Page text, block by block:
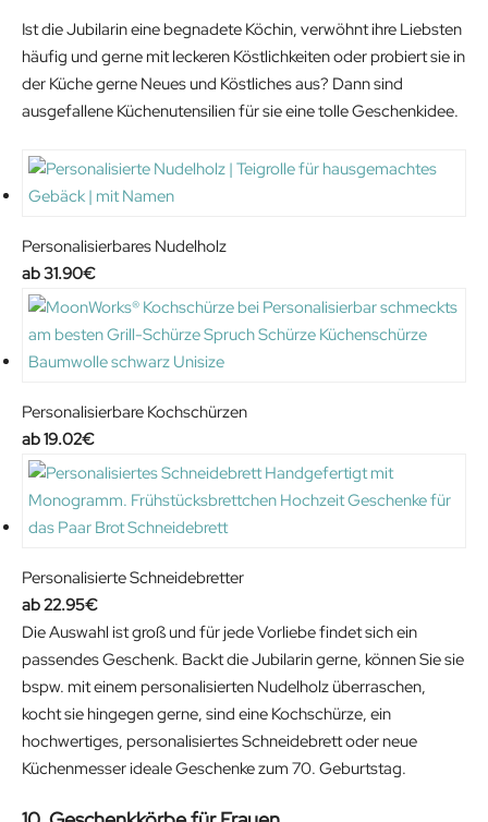
w
a
s
:
6
.
9
.
s
:
4
2
9
.
r
i
w
a
9
.
9
€
r
c
s
9
9
€
Ist die Jubilarin eine begnadete Köchin, verwöhnt ihre Liebsten
häufig und gerne mit leckeren Köstlichkeiten oder probiert sie in
der Küche gerne Neues und Köstliches aus? Dann sind
ausgefallene Küchenutensilien für sie eine tolle Geschenkidee.
Personalisierbares Nudelholz
31.90€
Personalisierbare Kochschürzen
19.02€
Personalisierte Schneidebretter
22.95€
Die Auswahl ist groß und für jede Vorliebe findet sich ein
passendes Geschenk. Backt die Jubilarin gerne, können Sie sie
bspw. mit einem personalisierten Nudelholz überraschen,
kocht sie hingegen gerne, sind eine Kochschürze, ein
hochwertiges, personalisiertes Schneidebrett oder neue
Küchenmesser ideale Geschenke zum 70. Geburtstag.